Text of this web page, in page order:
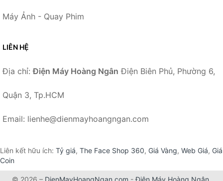
Máy Ảnh - Quay Phim
LIÊN HỆ
Địa chỉ:Điện Máy Hoàng Ngân Điện Biên Phủ, Phường 6,
Quận 3, Tp.HCM
Email: lienhe@dienmayhoangngan.com
Liên kết hữu ích: Tỷ giá, The Face Shop 360, Giá Vàng, Web Giá, Giá
Coin
© 2026 – DienMayHoangNgan.com -Điện Máy Hoàng Ngân